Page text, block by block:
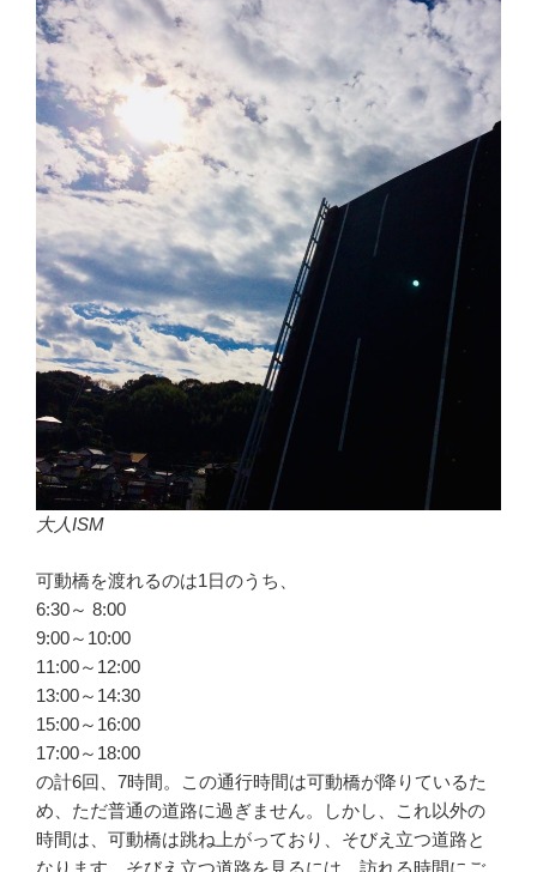
大人ISM
可動橋を渡れるのは1日のうち、
6:30～ 8:00
9:00～10:00
11:00～12:00
13:00～14:30
15:00～16:00
17:00～18:00
の計6回、7時間。この通行時間は可動橋が降りているた
め、ただ普通の道路に過ぎません。しかし、これ以外の
時間は、可動橋は跳ね上がっており、そびえ立つ道路と
なります。そびえ立つ道路を見るには、訪れる時間にご